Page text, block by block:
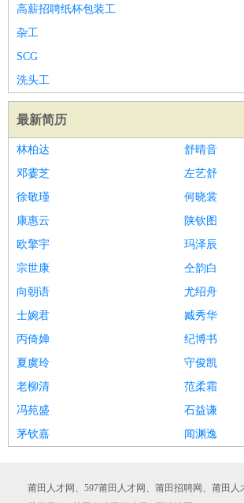
高薪招聘纸杯包装工
杂工
SCG
洗头工
最新简历
林柏达
舒晴音
邓霎芝
左艺舒
徐敬瑾
何晓裳
康惠云
陕钦图
欧擎宇
玛泽辰
宗世康
仝韵白
向朝语
尤绍舟
士婉君
臧秀华
丙倚婵
纪博书
夏虞玲
守俊凯
老柳清
范柔霜
冯苑盛
石益谦
茅钦嘉
闻渊逸
莆田人才网、597莆田人才网、莆田招聘网、莆田人